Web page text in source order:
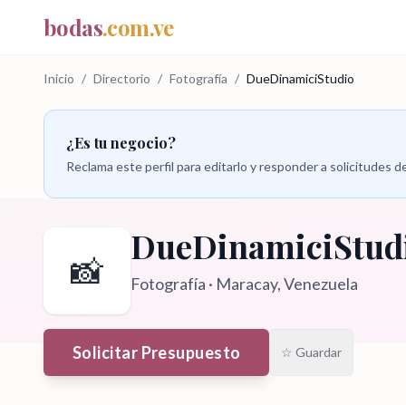
bodas.com.ve
Inicio / Directorio / Fotografía / DueDinamiciStudio
¿Es tu negocio?
Reclama este perfil para editarlo y responder a solicitudes
📸 Fotografía · Maracay, Venezuela
Solicitar Presupuesto ☆ Guardar